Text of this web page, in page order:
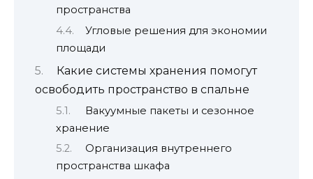
пространства
Угловые решения для экономии
площади
Какие системы хранения помогут
освободить пространство в спальне
Вакуумные пакеты и сезонное
хранение
Организация внутреннего
пространства шкафа